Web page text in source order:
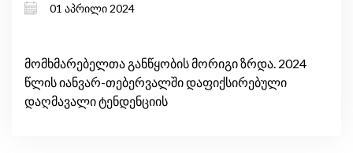
01 აპრილი 2024
მომხმარებელთა განწყობის მორიგი ზრდა. 2024
წლის იანვარ-თებერვალში დაფიქსირებული
დაღმავალი ტენდენციის